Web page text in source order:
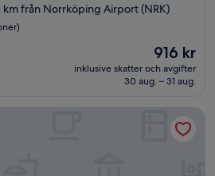
från Norrköping Airport (NRK)
Priset
är
916 kr
916 kr
inklusive skatter och avgifter
30 aug. – 31 aug.